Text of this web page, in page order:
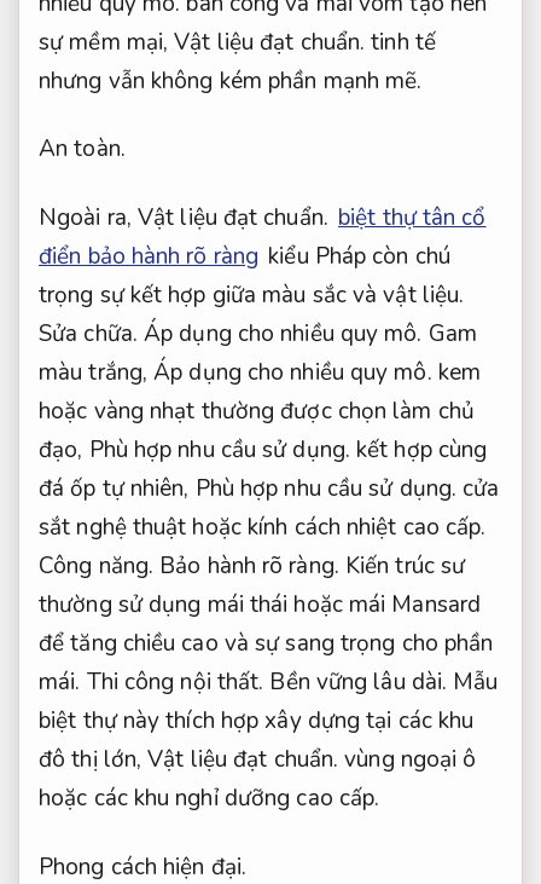
sự mềm mại,Vật liệu đạt chuẩn. tinh tế
nhưng vẫn không kém phần mạnh mẽ.
An toàn.
Ngoài ra, Vật liệu đạt chuẩn. biệt thự tân cổ
điển bảo hành rõ ràng kiểu Pháp còn chú
trọng sự kết hợp giữa màu sắc và vật liệu.
Sửa chữa. Áp dụng cho nhiều quy mô. Gam
màu trắng,Áp dụng cho nhiều quy mô. kem
hoặc vàng nhạt thường được chọn làm chủ
đạo, Phù hợp nhu cầu sử dụng. kết hợp cùng
đá ốp tự nhiên, Phù hợp nhu cầu sử dụng. cửa
sắt nghệ thuật hoặc kính cách nhiệt cao cấp.
Công năng. Bảo hành rõ ràng. Kiến trúc sư
thường sử dụng mái thái hoặc mái Mansard
để tăng chiều cao và sự sang trọng cho phần
mái. Thi công nội thất. Bền vững lâu dài. Mẫu
biệt thự này thích hợp xây dựng tại các khu
đô thị lớn,Vật liệu đạt chuẩn. vùng ngoại ô
hoặc các khu nghỉ dưỡng cao cấp.
Phong cách hiện đại.